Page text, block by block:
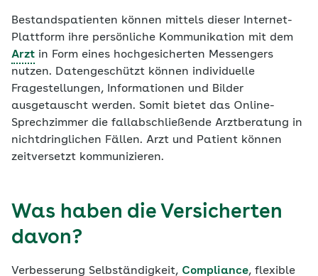
Bestandspatienten können mittels dieser Internet-
Plattform ihre persönliche Kommunikation mit dem
Arzt in Form eines hochgesicherten Messengers
nutzen. Datengeschützt können individuelle
Fragestellungen, Informationen und Bilder
ausgetauscht werden. Somit bietet das Online-
Sprechzimmer die fallabschließende Arztberatung in
nichtdringlichen Fällen. Arzt und Patient können
zeitversetzt kommunizieren.
Was haben die Versicherten
davon?
Verbesserung Selbständigkeit, Compliance, flexible